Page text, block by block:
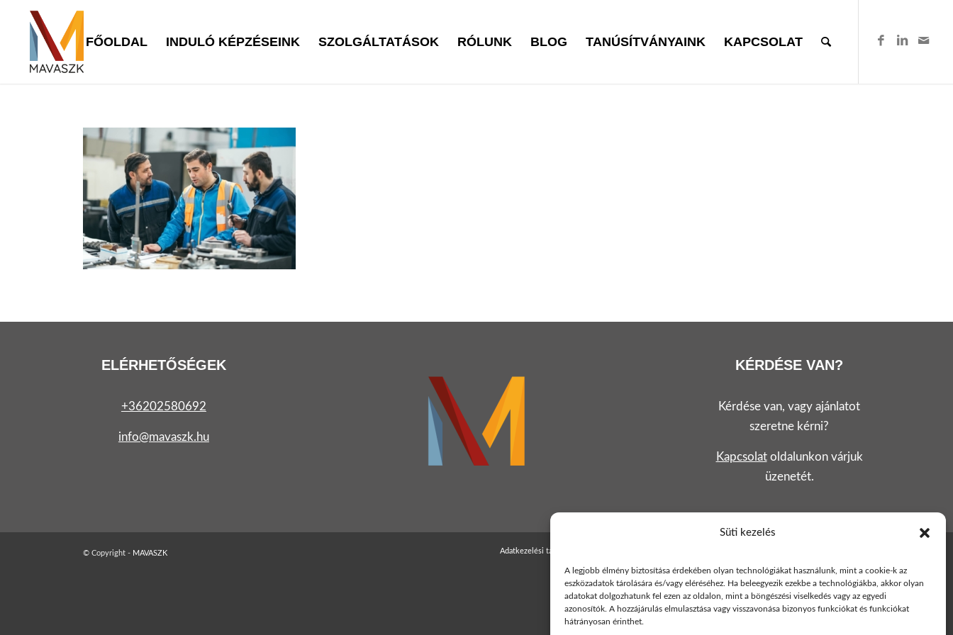
Süti kezelés
A legjobb élmény biztosítása érdekében olyan technológiákat használunk, mint a cookie-k az
eszközadatok tárolására és/vagy eléréséhez. Ha beleegyezik ezekbe a technológiákba, akkor olyan
adatokat dolgozhatunk fel ezen az oldalon, mint a böngészési viselkedés vagy az egyedi
azonosítók. A hozzájárulás elmulasztása vagy visszavonása bizonyos funkciókat és funkciókat
hátrányosan érinthet.
FŐOLDAL INDULÓ KÉPZÉSEINK SZOLGÁLTATÁSOK RÓLUNK BLOG TANÚSÍTVÁNYAINK KAPCSOLAT
ELÉRHETŐSÉGEK
+36202580692
info@mavaszk.hu
KÉRDÉSE VAN?
Kérdése van, vagy ajánlatot
szeretne kérni?
Kapcsolatoldalunkon várjuk
üzenetét.
© Copyright - MAVASZK Adatkezelési tájékoztató